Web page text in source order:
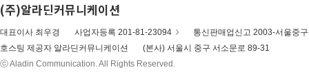
(주)알라딘커뮤니케이션
대표이사 최우경 사업자등록 201-81-23094
통신판매업신고 2003-서울중
호스팅 제공자 알라딘커뮤니케이션
(본사) 서울시 중구 서소문로 89-31
ⓒ Aladin Communication. All Rights Reserved.